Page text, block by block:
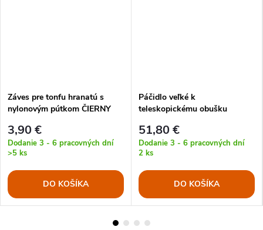
Záves pre tonfu hranatú s
nylonovým pútkom ČIERNY
3,90 €
Dodanie 3 - 6 pracovných dní
>5 ks
DO KOŠÍKA
Páčidlo veľké k
teleskopickému obušku
51,80 €
Dodanie 3 - 6 pracovných dní
2 ks
DO KOŠÍKA